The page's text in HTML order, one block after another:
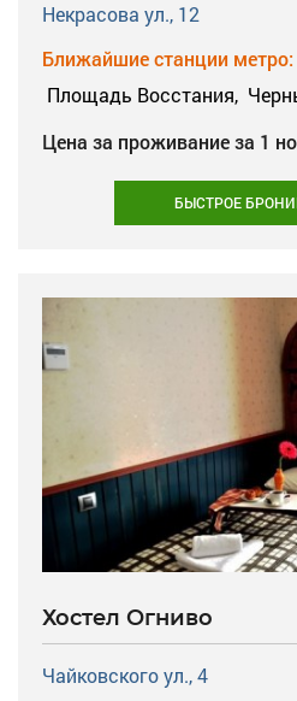
Некрасова ул., 12
Ближайшие станции метро:
Площадь Восстания,
Цена за проживание за 1
БЫСТРОЕ
Хостел Огниво
Чайковского ул., 4